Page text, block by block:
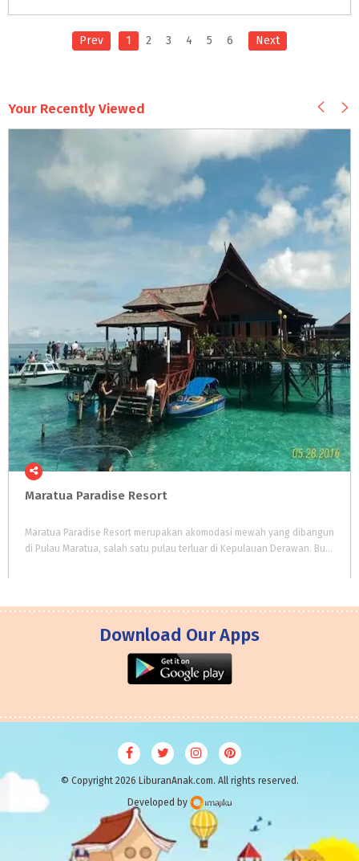
Prev 1 2 3 4 5 6 Next
Your Recently Viewed
Maratua Paradise Resort
Maratua Paradise Resort merupakan akomodasi mewah yang dibangun
di Pulau Maratua, salah satu pulau terluar di Kepulauan Derawan. Bukan sekadar penginapan, resort ini juga menjadi salah satu ikon pariwisata populer di Kepulauan Derawan.
Download Our Apps
© Copyright 2026 LiburanAnak.com. All rights reserved.
Developed by